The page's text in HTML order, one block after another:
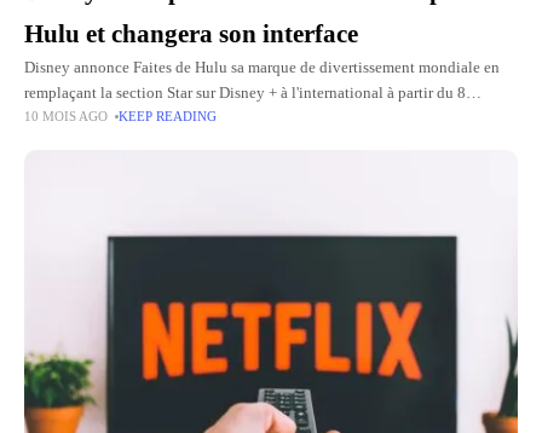
Hulu et changera son interface
Disney annonce Faites de Hulu sa marque de divertissement mondiale en
remplaçant la section Star sur Disney + à l'international à partir du 8
octobre. Cette transition s'accompagne d'une refonte
10 MOIS AGO KEEP READING